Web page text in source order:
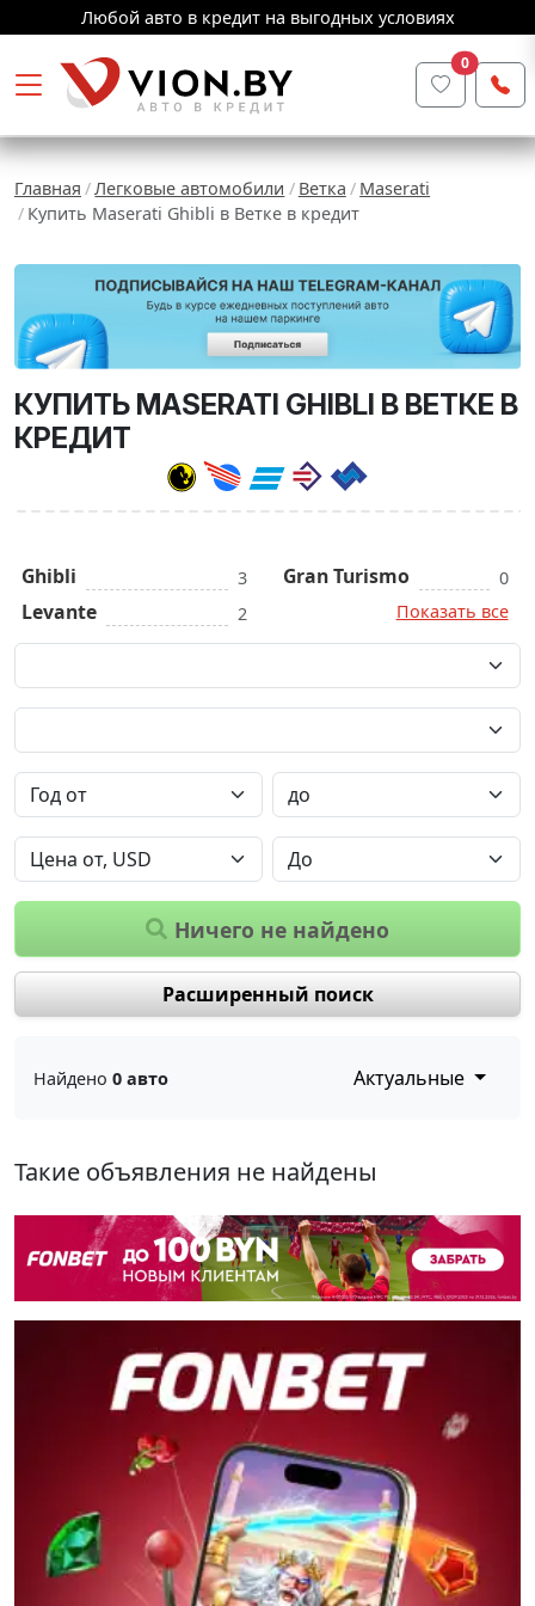
Любой авто в кредит на выгодных условиях
0
Главная Легковые автомобили Ветка
Maserati
Купить Maserati Ghibli в Ветке в кредит
КУПИТЬ MASERATI GHIBLI В ВЕТКЕ В
КРЕДИТ
Ghibli 3
Levante 2
Gran Turismo
0
Показать все
Ничего не найдено
Расширенный поиск
Найдено 0 авто Актуальные
Такие объявления не найдены